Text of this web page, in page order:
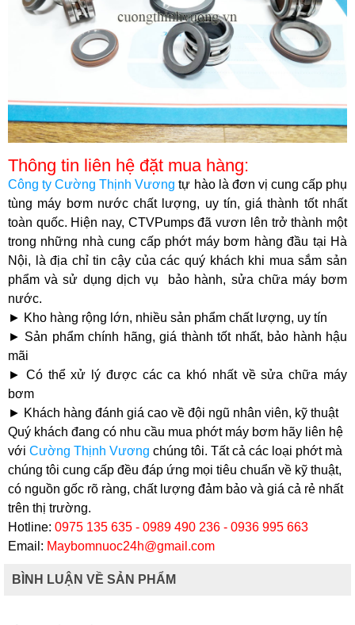
Thông tin liên hệ đặt mua hàng:
Công ty Cường Thịnh Vương tự hào là đơn vị cung cấp phụ
tùng máy bơm nước chất lượng, uy tín, giá thành tốt nhất
toàn quốc. Hiện nay, CTVPumps đã vươn lên trở thành một
trong những nhà cung cấp phớt máy bơm hàng đầu tại Hà
Nội, là địa chỉ tin cậy của các quý khách khi mua sắm sản
phẩm và sử dụng dịch vụ bảo hành, sửa chữa máy bơm
nước.
► Kho hàng rộng lớn, nhiều sản phẩm chất lượng, uy tín
► Sản phẩm chính hãng, giá thành tốt nhất, bảo hành hậu
mãi
► Có thể xử lý được các ca khó nhất về sửa chữa máy
bơm
► Khách hàng đánh giá cao về đội ngũ nhân viên, kỹ thuật
Quý khách đang có nhu cầu mua phớt máy bơm hãy liên hệ
với Cường Thịnh Vương chúng tôi. Tất cả các loại phớt mà
chúng tôi cung cấp đều đáp ứng mọi tiêu chuẩn về kỹ thuật,
có nguồn gốc rõ ràng, chất lượng đảm bảo và giá cả rẻ nhất
trên thị trường.
Hotline: 0975 135 635 - 0989 490 236 - 0936 995 663
Email: Maybomnuoc24h@gmail.com
BÌNH LUẬN VỀ SẢN PHẨM